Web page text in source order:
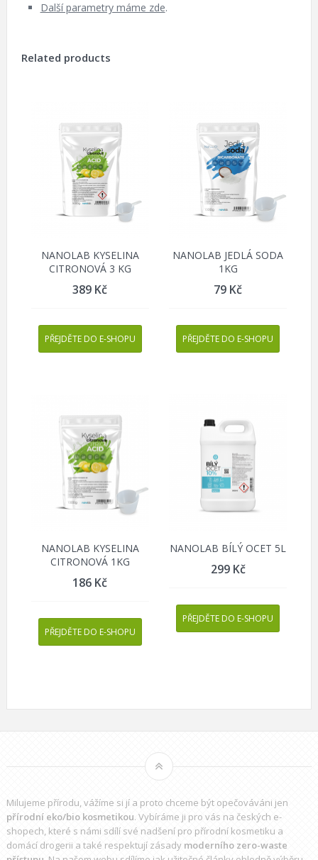
Další parametry máme zde.
Related products
NANOLAB KYSELINA
CITRONOVÁ 3 KG
389 Kč
PŘEJDĚTE DO E-SHOPU
NANOLAB JEDLÁ SODA
1KG
79 Kč
PŘEJDĚTE DO E-SHOPU
NANOLAB KYSELINA
CITRONOVÁ 1KG
186 Kč
PŘEJDĚTE DO E-SHOPU
NANOLAB BÍLÝ OCET 5L
299 Kč
PŘEJDĚTE DO E-SHOPU
Milujeme přírodu, vážíme si jí a proto chceme být opečováváni jen
přírodní eko/bio kosmetikou. Vybíráme ji pro vás na českých e-
shopech, které s námi sdílí své nadšení pro přírodní kosmetiku a
domácí drogerii a také respektují zásady moderního zero-waste